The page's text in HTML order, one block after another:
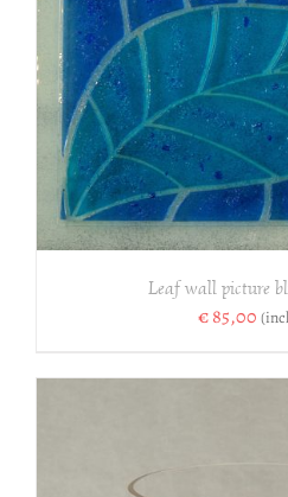
Leaf wall picture
€85,00